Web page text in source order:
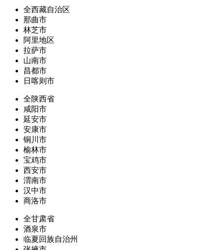
全西藏自治区
那曲市
林芝市
阿里地区
拉萨市
山南市
昌都市
日喀则市
全陕西省
咸阳市
延安市
安康市
铜川市
榆林市
宝鸡市
西安市
渭南市
汉中市
商洛市
全甘肃省
酒泉市
临夏回族自治州